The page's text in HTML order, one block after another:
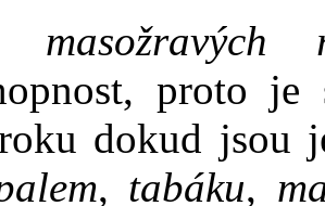
masožravých
proto je
dokud jsou
, tabáku,